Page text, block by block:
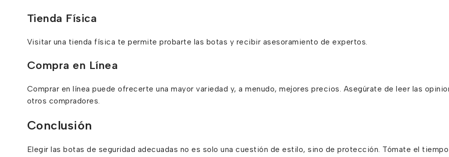
Tienda Física
Visitar una tienda física te permite probarte las botas y recibir asesoramiento de expertos.
Compra en Línea
Comprar en línea puede ofrecerte una mayor variedad y, a menudo, mejores precios. Asegúrate de leer las
otros compradores.
Conclusión
Elegir las botas de seguridad adecuadas no es solo una cuestión de estilo, sino de protección. Tómate el